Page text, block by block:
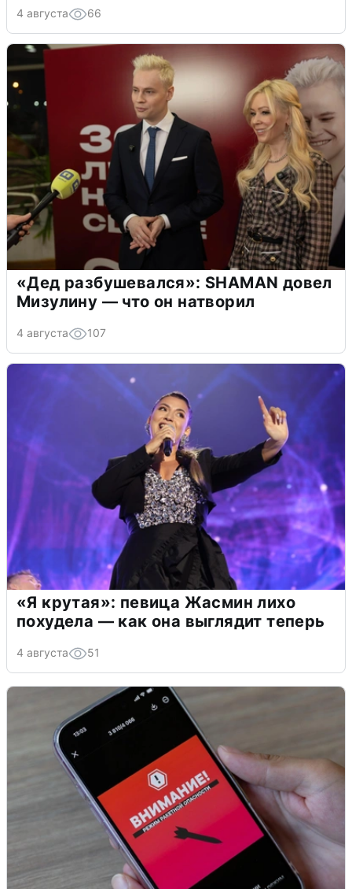
4 августа 66
«Дед разбушевался»: SHAMAN довел
Мизулину — что он натворил
4 августа 107
«Я крутая»: певица Жасмин лихо
похудела — как она выглядит теперь
4 августа 51